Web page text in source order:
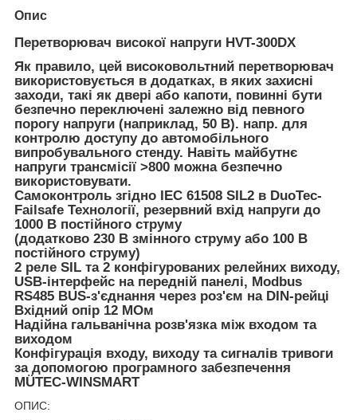
Опис
Перетворювач високої напруги HVT-300DX
Як правило, цей високовольтний перетворювач
використовується в додатках, в яких захисні
заходи, такі як двері або капоти, повинні бути
безпечно переключені залежно від певного
порогу напруги (наприклад, 50 В). напр. для
контролю доступу до автомобільного
випробувального стенду. Навіть майбутнє
напруги трансмісії >800 можна безпечно
використовувати.
Самоконтроль згідно IEC 61508 SIL2 в DuoTec-
Failsafe Технології, резервний вхід напруги до
1000 В постійного струму
(додатково 230 В змінного струму або 100 В
постійного струму)
2 реле SIL та 2 конфігурованих релейних виходу,
USB-інтерфейс на передній панелі, Modbus
RS485 BUS-з'єднання через роз'єм на DIN-рейці
Вхідний опір 12 МОм
Надійна гальванічна розв'язка між входом та
виходом
Конфігурація входу, виходу та сигналів тривоги
за допомогою програмного забезпечення
MÜTEC-WINSMART
ОПИС: